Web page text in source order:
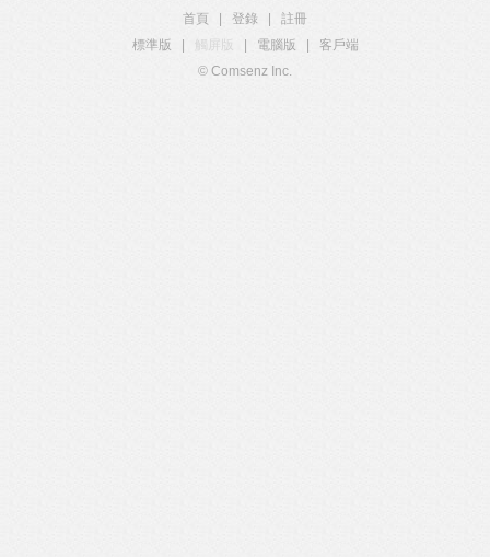
首頁 登錄
註冊
標準版
觸屏版 電腦版
客戶端
© Comsenz Inc.